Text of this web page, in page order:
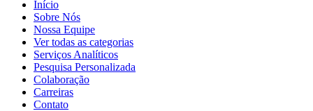
Início
Sobre Nós
Nossa Equipe
Ver todas as categorias
Serviços Analíticos
Pesquisa Personalizada
Colaboração
Carreiras
Contato